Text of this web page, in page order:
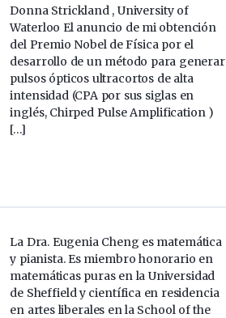
Donna Strickland , University of
Waterloo El anuncio de mi obtención
del Premio Nobel de Física por el
desarrollo de un método para generar
pulsos ópticos ultracortos de alta
intensidad (CPA por sus siglas en
inglés, Chirped Pulse Amplification )
[…]
La Dra. Eugenia Cheng es matemática
y pianista. Es miembro honorario en
matemáticas puras en la Universidad
de Sheffield y científica en residencia
en artes liberales en la School of the